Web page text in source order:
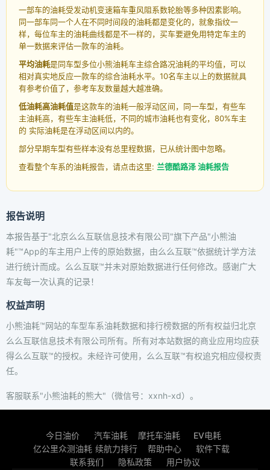
一部车的油耗受发动机变速箱车重风阻系数轮胎等多种因素影响。
同一部车同一个人在不同时间段的油耗都是变化的，就象指纹一
样，每位车主的油耗曲线都是不一样的，买车要避免用特定车主的
单一数据来评估一款车的油耗。
平均油耗是同车型多位小熊油耗车主综合路况油耗的平均值，可以
相对真实地反应一款车的综合油耗水平。10名车主以上的数据就具
有参考价值了，参考车友数量越大越准确。
低油耗高油耗值是这款车的油耗一般浮动区间，同一车型，有些车
主油耗高，有些车主油耗低，不同的城市油耗也有变化，80%车主
的 实际油耗是在浮动区间以内的。
部分早期车型有些样本没有总里程数据，已从统计图中忽略。
查看整个车系的油耗报告，请点击这里: 兰德酷路泽 油耗报告
报告说明
本报告基于"北京么么互联信息技术有限公司"旗下产品"小熊油
耗"™App的车主用户上传的原始数据，由么么互联™依据统计学方法
进行统计而成。么么互联™并未对原始数据进行任何修改。感谢广大
车友每一次认真的记录！
权益声明
小熊油耗™网站的车型车系油耗数据和排行榜数据的所有权益归北京
么么互联信息技术有限公司所有。所有对本站数据的商业应用均应获
得么么互联™的授权。未经许可使用，么么互联™有权追究相应侵权责
任。
客服联系"小熊油耗的熊大"（微信号：xxnh-xd）。
今日油价 汽车油耗 摩托车油耗
EV电耗
亿公里众测油耗 续航力排行 帮助中心
软件下载
联系我们
隐私政策 用户协议